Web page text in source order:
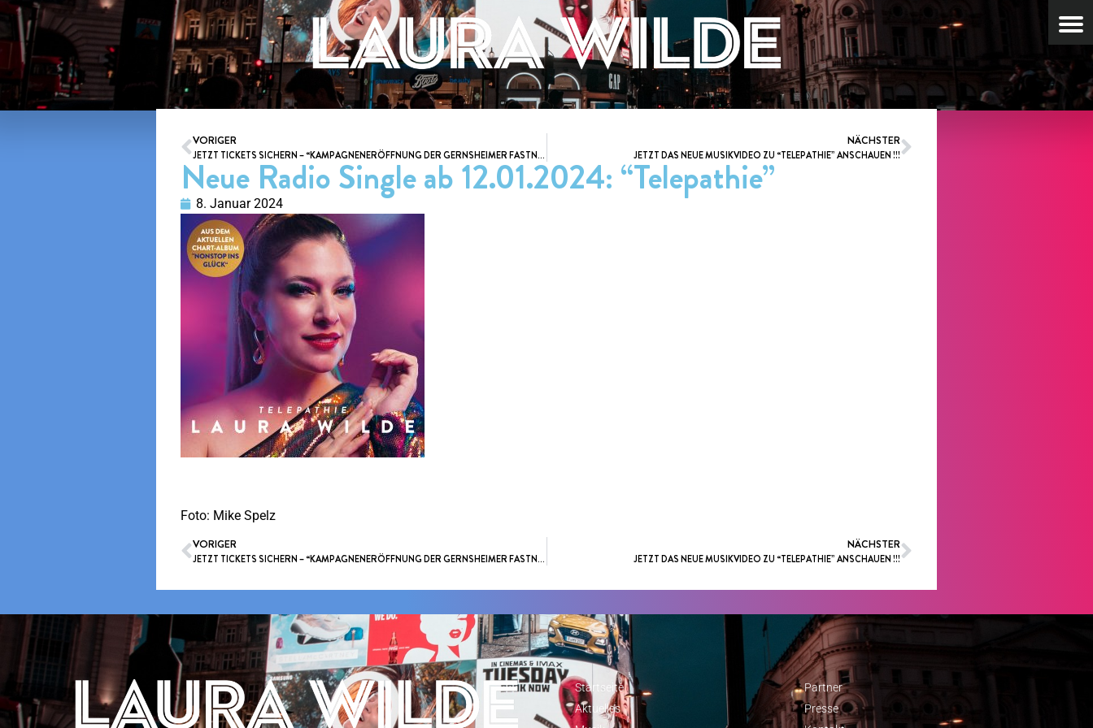
VORIGER
JETZT TICKETS SICHERN – “KAMPAGNENERÖFFNUNG DER GERNSHEIMER FASTNACHT” AM 11.11.2023
NÄCHSTER
JETZT DAS NEUE MUSIKVIDEO ZU “TELEPATHIE” ANSCHAUEN !!!
Neue Radio Single ab 12.01.2024: “Telepathie”
8. Januar 2024
Foto: Mike Spelz
VORIGER
JETZT TICKETS SICHERN – “KAMPAGNENERÖFFNUNG DER GERNSHEIMER FASTNACHT” AM 11.11.2023
NÄCHSTER
JETZT DAS NEUE MUSIKVIDEO ZU “TELEPATHIE” ANSCHAUEN !!!
Startseite
Aktuelles
Partner
Presse